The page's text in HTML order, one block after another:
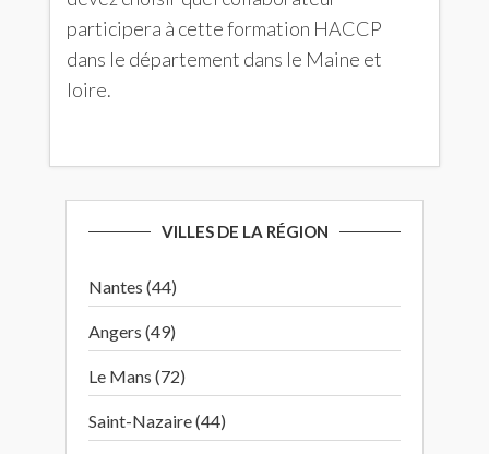
participera à cette formation HACCP
dans le département dans le Maine et
loire.
VILLES DE LA RÉGION
Nantes (44)
Angers (49)
Le Mans (72)
Saint-Nazaire (44)